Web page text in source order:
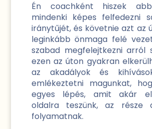
Én coachként hiszek
mindenki képes felfedezni
iránytűjét, és követnie azt az
leginkább önmaga felé
szabad megfelejtkezni arról
ezen az úton gyakran
az akadályok és
emlékeztetni magunkat,
egyes lépés, amit akár
oldalra teszünk, az része
folyamatnak.